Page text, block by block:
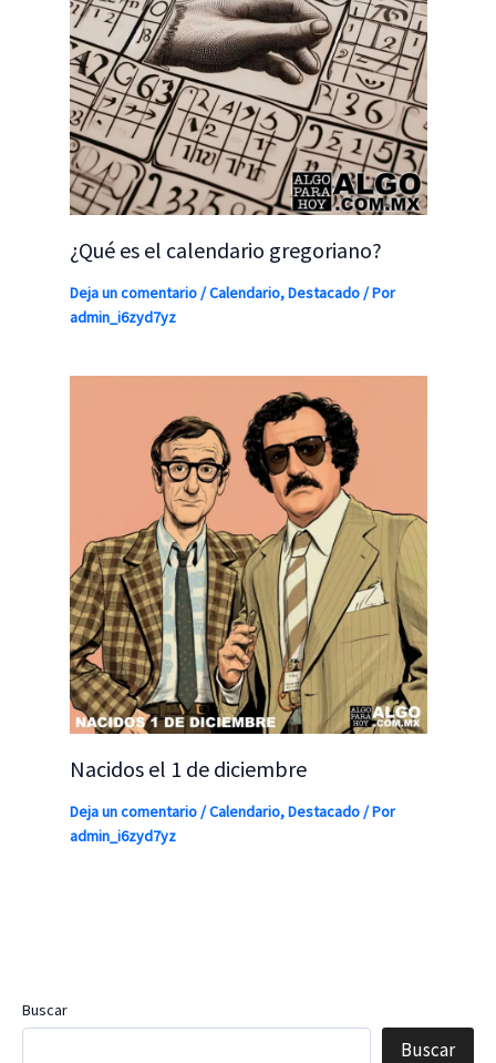
¿Qué es el calendario gregoriano?
Deja un comentario/Calendario,Destacado/ Por
admin_i6zyd7yz
Nacidos el 1 de diciembre
Deja un comentario/Calendario,Destacado/ Por
admin_i6zyd7yz
Buscar
Buscar